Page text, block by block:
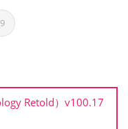
Retold）v100.17